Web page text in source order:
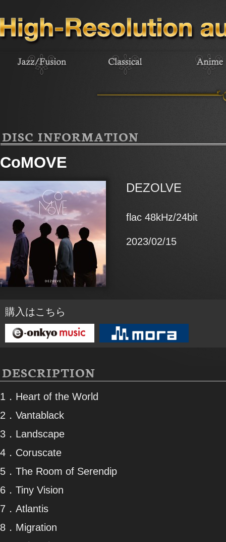
DISC INFORMATION
CoMOVE
DEZOLVE
flac 48kHz/24bit
2023/02/15
購入はこちら
DESCRIPTION
1．Heart of the World
2．Vantablack
3．Landscape
4．Coruscate
5．The Room of Serendip
6．Tiny Vision
7．Atlantis
8．Migration